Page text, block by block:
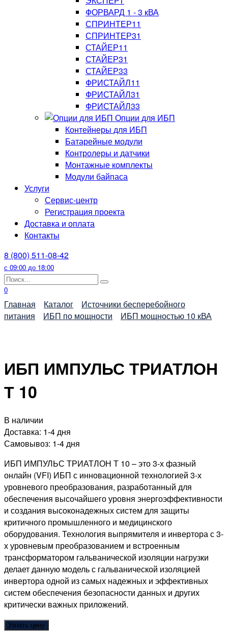
ФОРВАРД 1 - 3 кВА
СПРИНТЕР11
СПРИНТЕР31
СТАЙЕР11
СТАЙЕР31
СТАЙЕР33
ФРИСТАЙЛ11
ФРИСТАЙЛ31
ФРИСТАЙЛ33
Опции для ИБП
Контейнеры для ИБП
Батарейные модули
Контролеры и датчики
Монтажные комплекты
Модули байпаса
Услуги
Сервис-центр
Регистрация проекта
Доставка и оплата
Контакты
8 (800) 511-08-42
с 09:00 до 18:00
Search
for:
0
Главная Каталог
Источники бесперебойного
питания
ИБП по мощности ИБП мощностью 10 кВА
ИБП ИМПУЛЬС ТРИАТЛОН
Т 10
В наличии
Доставка: 1-4 дня
Самовывоз: 1-4 дня
ИБП ИМПУЛЬС ТРИАТЛОН Т 10 – это 3-х фазный
онлайн (VFI) ИБП с инновационной технологией 3-х
уровневого преобразования, разработанный для
обеспечения высочайшего уровня энергоэффективности
и создания высоконадежных систем для защиты
критичного промышленного и медицинского
оборудования. Технология выпрямителя и инвертора с 3-
х уровневым преобразованием и встроенным
трансформатором гальванической изоляции нагрузки
делает данную модель с гальванической изоляцией
инвертора одной из самых надежных и эффективных
систем обеспечения безопасности данных и других
критически важных приложений.
Узнать цену